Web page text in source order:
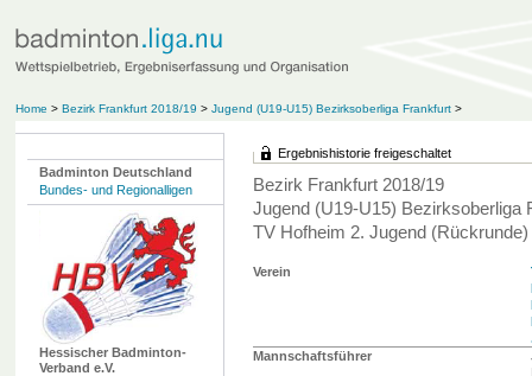
Home > Bezirk Frankfurt 2018/19 > Jugend (U19-U15) Bezirksoberliga Frankfurt>
Badminton Deutschland
Bundes- und Regionalligen
Hessischer Badminton-
Verband e.V.
Ergebnishistorie freigeschaltet
Bezirk Frankfurt 2018/19
Jugend (U19-U15) Bezirksoberliga
TV Hofheim 2. Jugend (Rückrunde)
Verein
Mannschaftsführer